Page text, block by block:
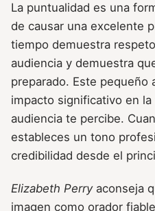
La puntualidad es una
de causar una excelente
tiempo demuestra
audiencia y demuestra
preparado. Este pequeño
impacto significativo en
audiencia te percibe.
estableces un tono
credibilidad desde el
Elizabeth Perryaconseja
imagen como orador